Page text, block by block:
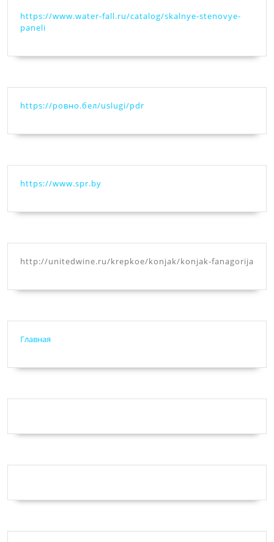
https://www.water-fall.ru/catalog/skalnye-stenovye-
paneli
https://ровно.бел/uslugi/pdr
https://www.spr.by
http://unitedwine.ru/krepkoe/konjak/konjak-fanagorija
Главная